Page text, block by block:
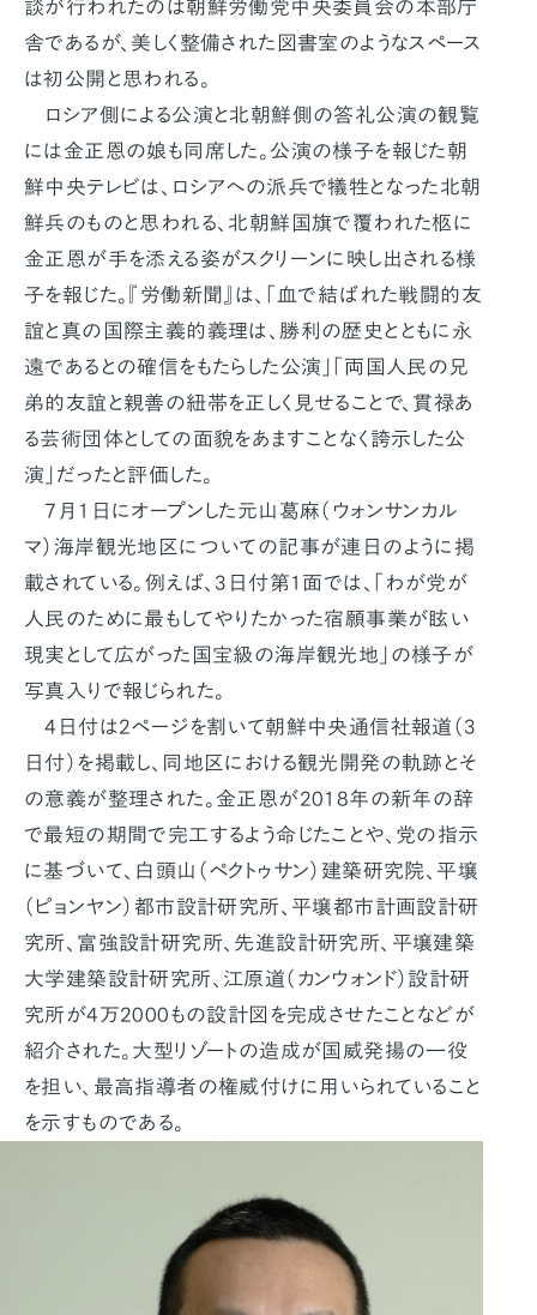
談が行われたのは朝鮮労働党中央委員会の本部庁
舎であるが、美しく整備された図書室のようなスペース
は初公開と思われる。
ロシア側による公演と北朝鮮側の答礼公演の観覧
には金正恩の娘も同席した。公演の様子を報じた朝
鮮中央テレビは、ロシアへの派兵で犠牲となった北朝
鮮兵のものと思われる、北朝鮮国旗で覆われた柩に
金正恩が手を添える姿がスクリーンに映し出される様
子を報じた。『労働新聞』は、「血で結ばれた戦闘的友
誼と真の国際主義的義理は、勝利の歴史とともに永
遠であるとの確信をもたらした公演」「両国人民の兄
弟的友誼と親善の紐帯を正しく見せることで、貫禄あ
る芸術団体としての面貌をあますことなく誇示した公
演」だったと評価した。
7月1日にオープンした元山葛麻（ウォンサンカル
マ）海岸観光地区についての記事が連日のように掲
載されている。例えば、3日付第1面では、「わが党が
人民のために最もしてやりたかった宿願事業が眩い
現実として広がった国宝級の海岸観光地」の様子が
写真入りで報じられた。
4日付は2ページを割いて朝鮮中央通信社報道（3
日付）を掲載し、同地区における観光開発の軌跡とそ
の意義が整理された。金正恩が2018年の新年の辞
で最短の期間で完工するよう命じたことや、党の指示
に基づいて、白頭山（ペクトゥサン）建築研究院、平壌
（ピョンヤン）都市設計研究所、平壌都市計画設計研
究所、富強設計研究所、先進設計研究所、平壌建築
大学建築設計研究所、江原道（カンウォンド）設計研
究所が4万2000もの設計図を完成させたことなどが
紹介された。大型リゾートの造成が国威発揚の一役
を担い、最高指導者の権威付けに用いられていること
を示すものである。